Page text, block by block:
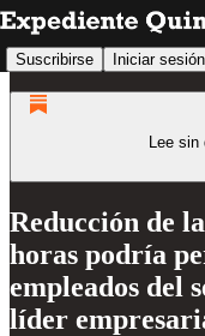
Suscribirse Iniciar sesión
Lee
Reducción de
horas podría
empleados del
líder